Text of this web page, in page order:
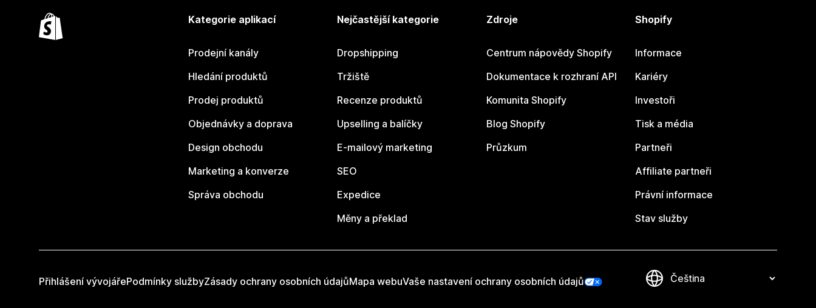
Kategorie aplikací
Prodejní kanály
Hledání produktů
Prodej produktů
Objednávky a doprava
Design obchodu
Marketing a konverze
Správa obchodu
Nejčastější kategorie
Dropshipping
Tržiště
Recenze produktů
Upselling a balíčky
E-mailový marketing
SEO
Expedice
Měny a překlad
Zdroje
Centrum nápovědy Shopify
Dokumentace k rozhraní API
Komunita Shopify
Blog Shopify
Průzkum
Shopify
Informace
Kariéry
Investoři
Tisk a média
Partneři
Affiliate partneři
Právní informace
Stav služby
Přihlášení vývojářePodmínky službyZásady ochrany osobních údajůMapa webuVaše nastavení ochrany osobních údajů